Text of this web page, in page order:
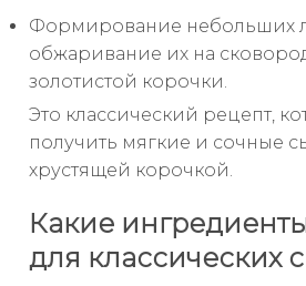
Формирование небольших
обжаривание их на
золотистой корочки.
Это классический рецепт,
получить мягкие и сочные
хрустящей корочкой.
Какие
для классических